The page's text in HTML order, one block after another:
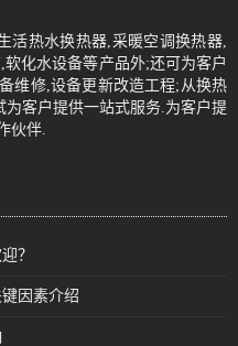
活热水换热器,采暖空调换热器,
化水设备等产品外;还可为客户
维修,设备更新改造工程;从换热
客户提供一站式服务.为客户提
伙伴.
？
因素介绍